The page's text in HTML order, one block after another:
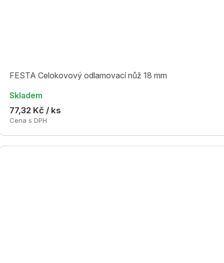
FESTA Celokovový odlamovací nůž 18 mm
Skladem
77,32 Kč / ks
Cena s DPH